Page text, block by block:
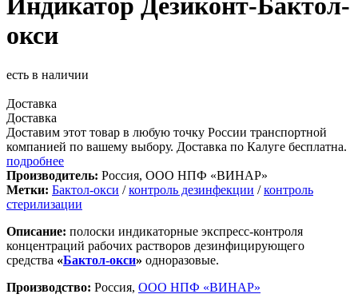
Индикатор Дезиконт-Бактол-
окси
есть в наличии
Доставка
Доставка
Доставим этот товар в любую точку России транспортной
компанией по вашему выбору. Доставка по Калуге бесплатна.
подробнее
Производитель: Россия, ООО НПФ «ВИНАР»
Метки: Бактол-окси /контроль дезинфекции /контроль
стерилизации
Описание: полоски индикаторные экспресс-контроля
концентраций рабочих растворов дезинфицирующего
средства «Бактол-окси» одноразовые.
Производство: Россия, ООО НПФ «ВИНАР»